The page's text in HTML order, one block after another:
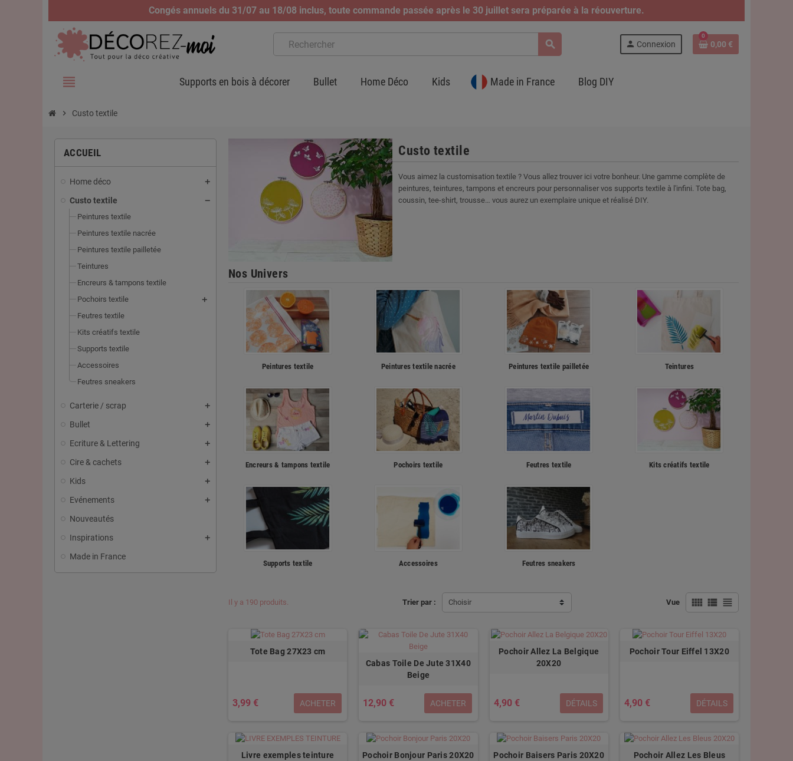
Congés annuels du 31/07 au 18/08 inclus, toute commande passée après le 30 juillet sera préparée à la réouverture.
search person Connexion
0
0,00 €
view_headline Supports en bois à décorer Bullet Home Déco Kids Made in France Blog DIY
chevron_right Custo textile
ACCUEIL
Home déco
Custo textile
Peintures textile
Peintures textile nacrée
Peintures textile pailletée
Teintures
Encreurs & tampons textile
Pochoirs textile
Feutres textile
Kits créatifs textile
Supports textile
Accessoires
Feutres sneakers
Carterie / scrap
Bullet
Ecriture & Lettering
Cire & cachets
Kids
Evénements
Nouveautés
Inspirations
Made in France
Custo textile
Vous aimez la customisation textile ? Vous allez trouver ici votre bonheur. Une gamme complète de
peintures, teintures, tampons et encreurs pour personnaliser vos supports textile à l'infini. Tote bag,
coussin, tee-shirt, trousse… vous aurez un exemplaire unique et réalisé DIY.
Nos Univers
Peintures textile Peintures textile nacrée Peintures textile pailletée Teintures
Encreurs & tampons textile Pochoirs textile Feutres textile Kits créatifs textile
Supports textile Accessoires Feutres sneakers
Trier par : Choisir Vue view_comfy view_list view_headline
Il y a 190 produits.
Tote Bag 27X23 cm
3,99 € ACHETER
Cabas Toile De Jute 31X40
Beige
12,90 € ACHETER
Pochoir Allez La Belgique
20X20
4,90 € DÉTAILS
Pochoir Tour Eiffel 13X20
4,90 € DÉTAILS
Livre exemples teinture
Pochoir Bonjour Paris 20X20 Pochoir Baisers Paris 20X20
Pochoir Allez Les Bleus